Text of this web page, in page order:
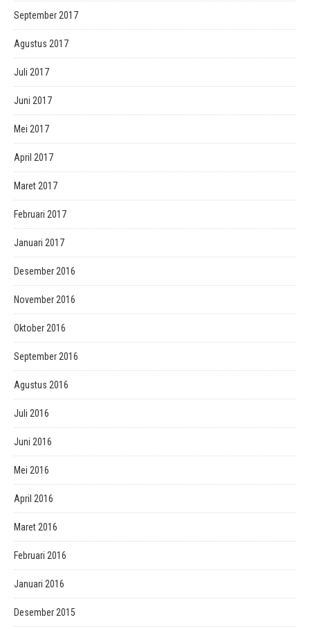
September 2017
Agustus 2017
Juli 2017
Juni 2017
Mei 2017
April 2017
Maret 2017
Februari 2017
Januari 2017
Desember 2016
November 2016
Oktober 2016
September 2016
Agustus 2016
Juli 2016
Juni 2016
Mei 2016
April 2016
Maret 2016
Februari 2016
Januari 2016
Desember 2015